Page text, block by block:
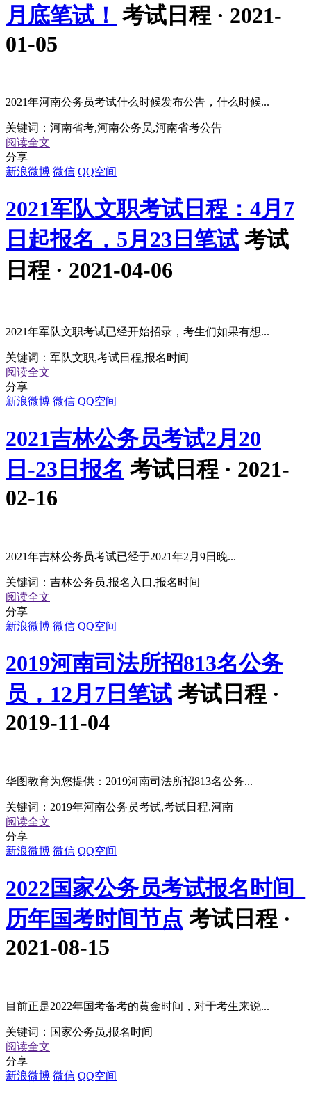
月底笔试！ 考试日程 · 2021-
01-05
2021年河南公务员考试什么时候发布公告，什么时候...
关键词： 河南省考,河南公务员,河南省考公告
阅读全文
分享
新浪微博 微信 QQ空间
2021军队文职考试日程：4月7
日起报名，5月23日笔试 考试
日程 · 2021-04-06
2021年军队文职考试已经开始招录，考生们如果有想...
关键词： 军队文职,考试日程,报名时间
阅读全文
分享
新浪微博 微信 QQ空间
2021吉林公务员考试2月20
日-23日报名 考试日程 · 2021-
02-16
2021年吉林公务员考试已经于2021年2月9日晚...
关键词： 吉林公务员,报名入口,报名时间
阅读全文
分享
新浪微博 微信 QQ空间
2019河南司法所招813名公务
员，12月7日笔试 考试日程 ·
2019-11-04
华图教育为您提供：2019河南司法所招813名公务...
关键词： 2019年河南公务员考试,考试日程,河南
阅读全文
分享
新浪微博 微信 QQ空间
2022国家公务员考试报名时间_
历年国考时间节点 考试日程 ·
2021-08-15
目前正是2022年国考备考的黄金时间，对于考生来说...
关键词： 国家公务员,报名时间
阅读全文
分享
新浪微博 微信 QQ空间